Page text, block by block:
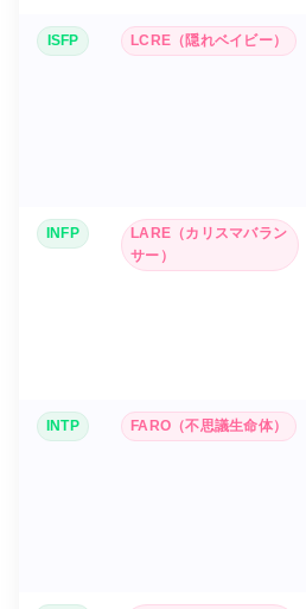
ISFP LCRE（隠れベイビー）
INFP
LARE（カリスマバラン
サー）
INTP FARO（不思議生命体）